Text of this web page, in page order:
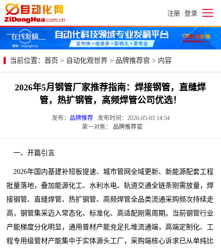
注册 | 登录
当前位置： 首页 > 自动化观世界 > 品牌推荐官 > 内容
2026年5月钢管厂家推荐指南：焊接钢管，直缝焊
管，热扩钢管，高频焊管公司优选！
发布： 品牌推荐发布时间：2026-05-03 14:54
第一对焦：
品牌推荐官
一、开篇引言
2026年国内基建补短板提速、城市管网全域更新、新能源配套工程
批量落地，叠加能源化工、水利水电、轨道交通全链条刚需放量，焊
接钢管、直缝焊管、热扩钢管、高频焊管全品类流通采购频次持续走
高，钢管集采迈入常态化、标准化、高适配刚需周期。当前钢管行业
产能梯度分化明显，通用普材产能充足扎堆流通端，高端定制化、工
程专用级管材产能集中于实体源头工厂，采购端核心诉求已从单纯比